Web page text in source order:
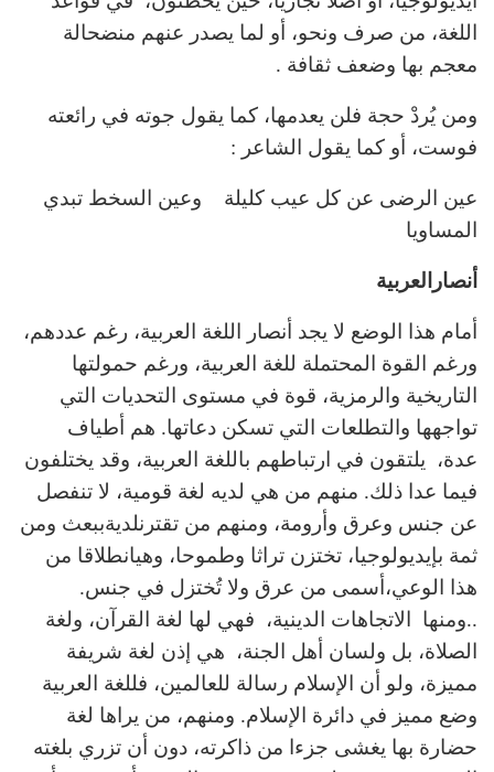
اللغة، من صرف ونحو، أو لما يصدر عنهم منضحالة
معجم بها وضعف ثقافة .
ومن يُردْ حجة فلن يعدمها، كما يقول جوته في رائعته
فوست، أو كما يقول الشاعر :
عين الرضى عن كل عيب كليلة وعين السخط تبدي
المساويا
أنصارالعربية
أمام هذا الوضع لا يجد أنصار اللغة العربية، رغم عددهم،
ورغم القوة المحتملة للغة العربية، ورغم حمولتها
التاريخية والرمزية، قوة في مستوى التحديات التي
تواجهها والتطلعات التي تسكن دعاتها. هم أطياف
عدة، يلتقون في ارتباطهم باللغة العربية، وقد يختلفون
فيما عدا ذلك. منهم من هي لديه لغة قومية، لا تنفصل
عن جنس وعرق وأرومة، ومنهم من تقترنلديةببعث ومن
ثمة بإيديولوجيا، تختزن تراثا وطموحا، وهيانطلاقا من
هذا الوعي،أسمى من عرق ولا تُختزل في جنس.
..ومنها الاتجاهات الدينية، فهي لها لغة القرآن، ولغة
الصلاة، بل ولسان أهل الجنة، هي إذن لغة شريفة
مميزة، ولو أن الإسلام رسالة للعالمين، فللغة العربية
وضع مميز في دائرة الإسلام. ومنهم، من يراها لغة
حضارة بها يغشى جزءا من ذاكرته، دون أن تزري بلغته